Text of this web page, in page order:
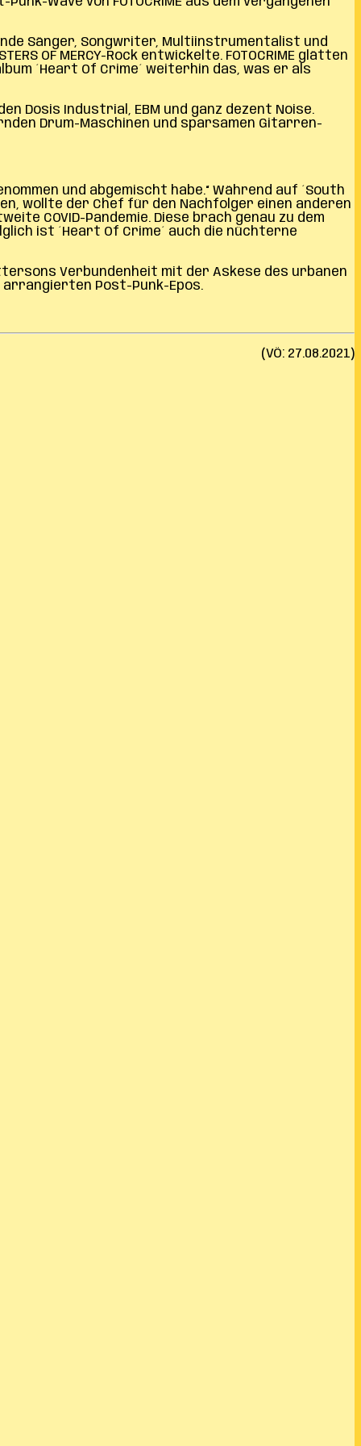
Sänger, Songwriter, Multiinstrumentalist und
OF MERCY-Rock entwickelte. FOTOCRIME glätten
´Heart Of Crime´ weiterhin das, was er als
Dosis Industrial, EBM und ganz dezent Noise.
Drum-Maschinen und sparsamen Gitarren-
und abgemischt habe.“ Während auf ´South
wollte der Chef für den Nachfolger einen anderen
COVID-Pandemie. Diese brach genau zu dem
ist ´Heart Of Crime´ auch die nüchterne
Verbundenheit mit der Askese des urbanen
Post-Punk-Epos.
(VÖ: 27.08.2021)